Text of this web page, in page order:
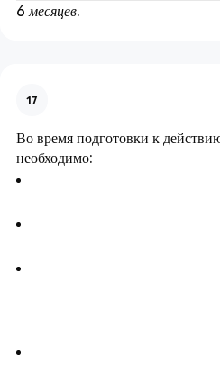
6месяцев.
17
Во время подготовки к
необходимо: